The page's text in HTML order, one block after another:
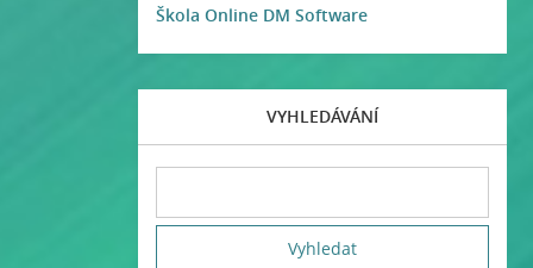
Škola Online DM Software
VYHLEDÁVÁNÍ